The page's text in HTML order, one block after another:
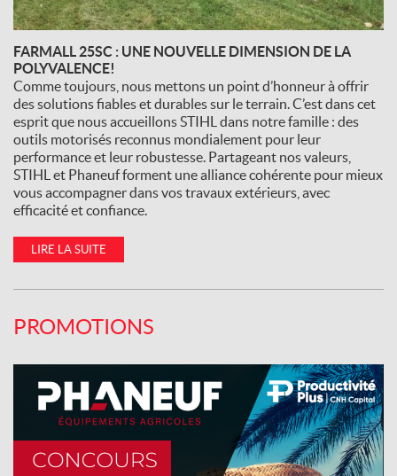
FARMALL 25SC : UNE NOUVELLE DIMENSION DE LA
POLYVALENCE!
Comme toujours, nous mettons un point d’honneur à offrir
des solutions fiables et durables sur le terrain. C’est dans cet
esprit que nous accueillons STIHL dans notre famille : des
outils motorisés reconnus mondialement pour leur
performance et leur robustesse. Partageant nos valeurs,
STIHL et Phaneuf forment une alliance cohérente pour mieux
vous accompagner dans vos travaux extérieurs, avec
efficacité et confiance.
LIRE LA SUITE
PROMOTIONS